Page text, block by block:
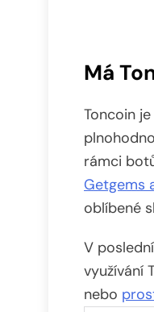
Má
Toncoin
rámci
Getgems
oblíbené
V
využívání
nebo